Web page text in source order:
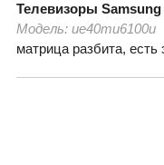
Телевизоры Samsung
Модель: ue40mu6100u
матрица разбита,